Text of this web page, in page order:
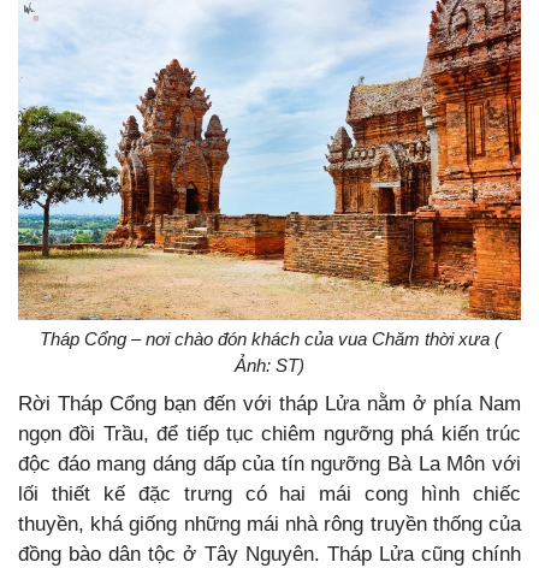
Tháp Cổng – nơi chào đón khách của vua Chăm thời xưa (
Ảnh: ST)
Rời Tháp Cổng bạn đến với tháp Lửa nằm ở phía Nam
ngọn đồi Trầu, để tiếp tục chiêm ngưỡng phá kiến trúc
độc đáo mang dáng dấp của tín ngưỡng Bà La Môn với
lối thiết kế đặc trưng có hai mái cong hình chiếc
thuyền, khá giống những mái nhà rông truyền thống của
đồng bào dân tộc ở Tây Nguyên. Tháp Lửa cũng chính